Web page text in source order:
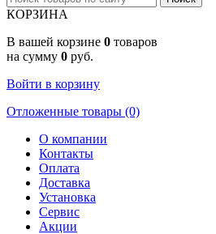
КОРЗИНА
В вашей корзине 0 товаров
на сумму 0 руб.
Войти в корзину
Отложенные товары (0)
О компании
Контакты
Оплата
Доставка
Установка
Сервис
Акции